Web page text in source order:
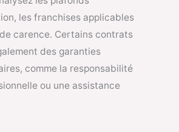
les franchises applicables
carence. Certains contrats
des garanties
comme la responsabilité
ou une assistance